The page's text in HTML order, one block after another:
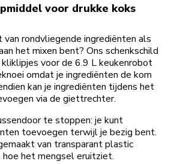
voor drukke koks
rondvliegende ingrediënten als
het mixen bent? Ons schenkschild
voor de 6.9 L keukenrobot
omdat je ingrediënten de kom
kan je ingrediënten tijdens het
via de giettrechter.
te stoppen: je kunt
toevoegen terwijl je bezig bent.
van transparant plastic
het mengsel eruitziet.